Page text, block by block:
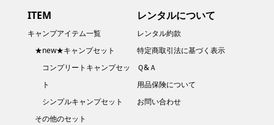
ITEM
キャンプアイテム一覧
★new★キャンプセット
コンプリートキャンプセッ
ト
シンプルキャンプセット
その他のセット
レンタルについて
レンタル約款
特定商取引法に基づく表示
Ｑ&Ａ
用品保険について
お問い合わせ